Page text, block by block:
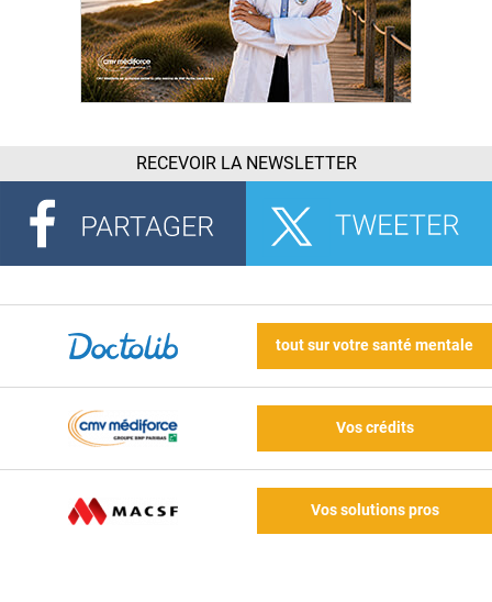
RECEVOIR LA NEWSLETTER
tout sur votre santé mentale
Vos crédits
Vos solutions pros